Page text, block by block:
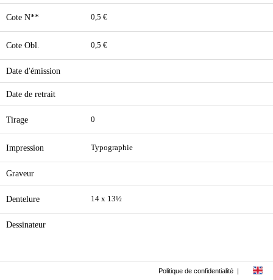
Cote N** 0,5 €
Cote Obl. 0,5 €
Date d'émission
Date de retrait
Tirage 0
Impression Typographie
Graveur
Dentelure 14 x 13½
Dessinateur
Politique de confidentialité |